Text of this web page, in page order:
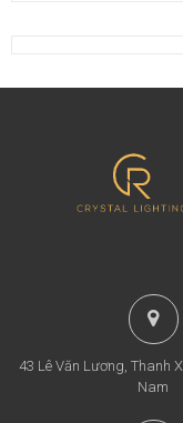
43 Lê Văn Lương, Thanh
Nam